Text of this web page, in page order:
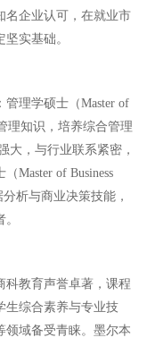
名企业认可，在就业市
实基础。
理学硕士（Master of
理知识，培养综合管理
大，与行业联系紧密，
Master of Business
析与商业决策技能，
科教育声誉卓著，课程
生综合素养与专业技
领域备受青睐。墨尔本